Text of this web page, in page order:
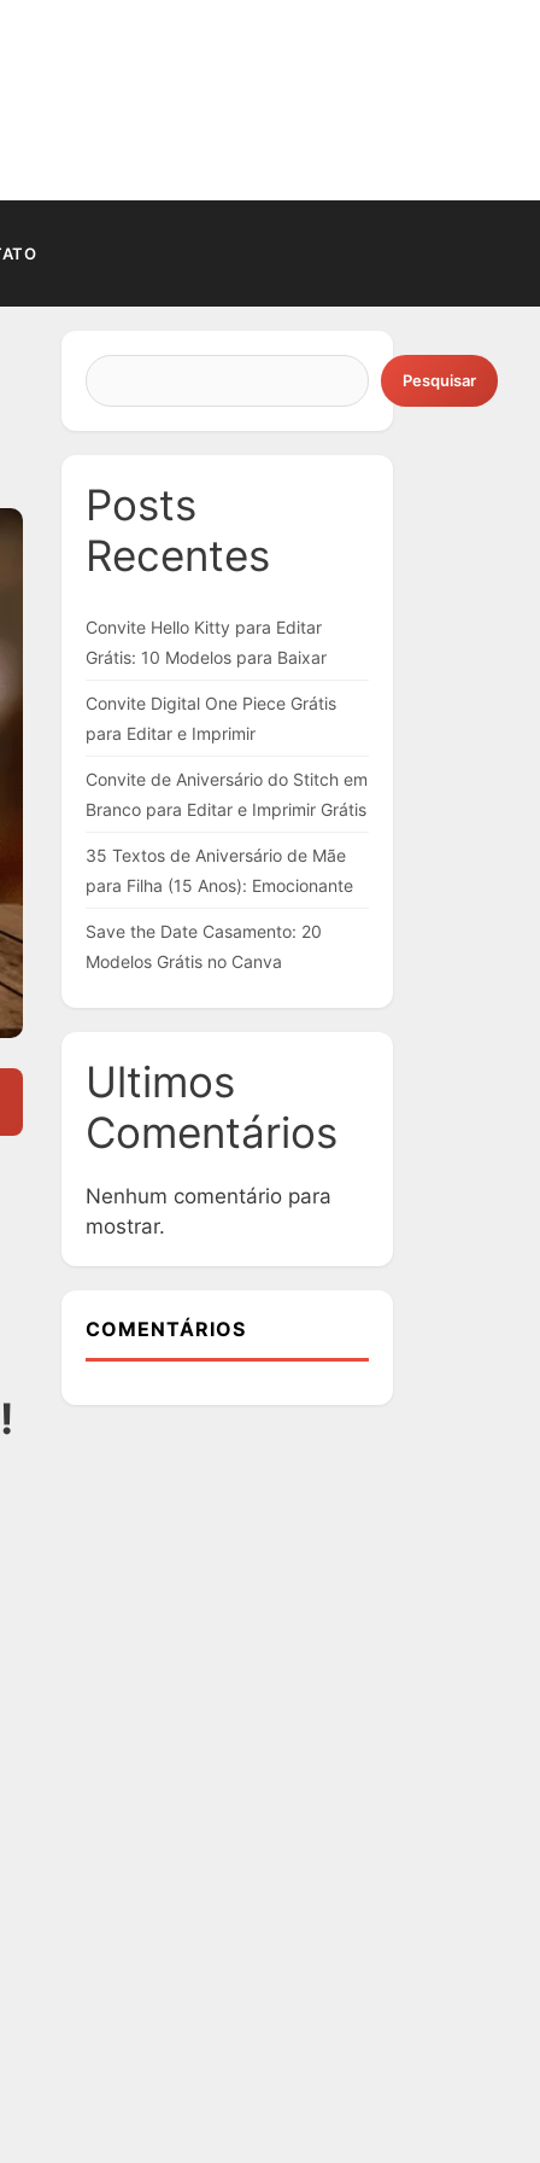
Pesquisar
Posts
Recentes
Convite Hello Kitty para Editar
Grátis: 10 Modelos para Baixar
Convite Digital One Piece Grátis
para Editar e Imprimir
Convite de Aniversário do Stitch em
Branco para Editar e Imprimir Grátis
35 Textos de Aniversário de Mãe
para Filha (15 Anos): Emocionante
Save the Date Casamento: 20
Modelos Grátis no Canva
Ultimos
Comentários
Nenhum comentário para
mostrar.
COMENTÁRIOS